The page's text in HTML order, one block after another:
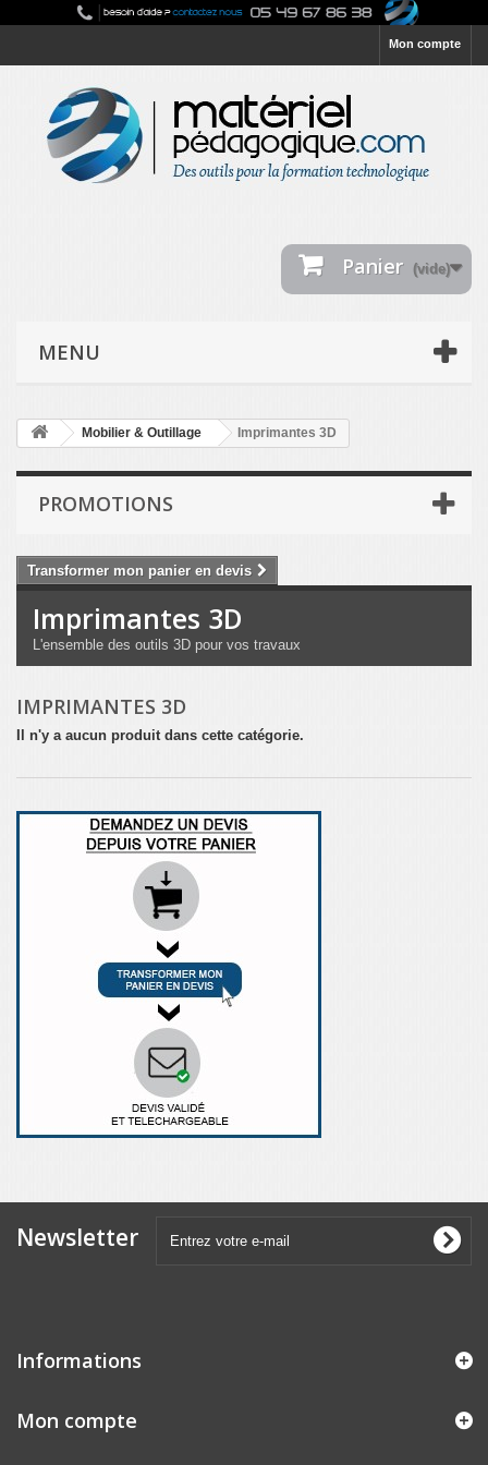
Mon compte
Panier (vide)
MENU
Mobilier & Outillage Imprimantes 3D
PROMOTIONS
Transformer mon panier en devis
Imprimantes 3D
L'ensemble des outils 3D pour vos travaux
IMPRIMANTES 3D
Il n'y a aucun produit dans cette catégorie.
Newsletter
Informations
Mon compte